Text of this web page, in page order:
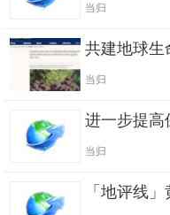
当归
当归
进一步提高保护
当归
「地评线」